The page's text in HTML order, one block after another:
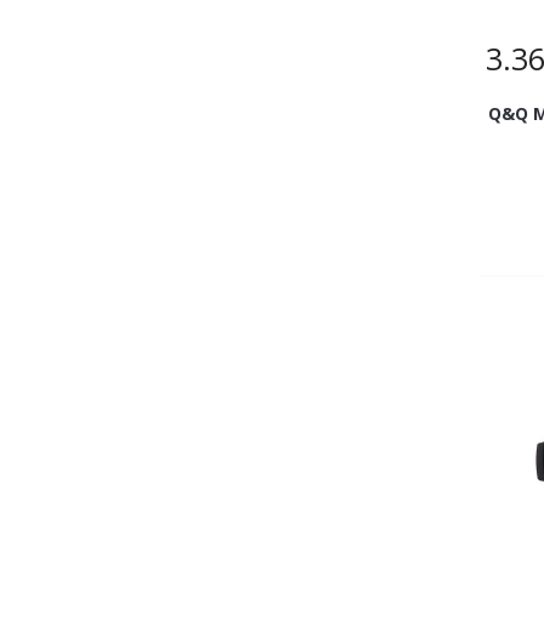
Q&Q